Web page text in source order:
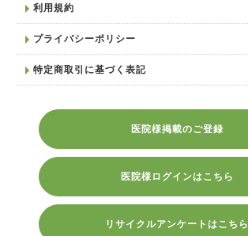
利用規約
プライバシーポリシー
特定商取引に基づく表記
医院様掲載のご登録
医院様ログインはこちら
リサイクルアンケートはこちら